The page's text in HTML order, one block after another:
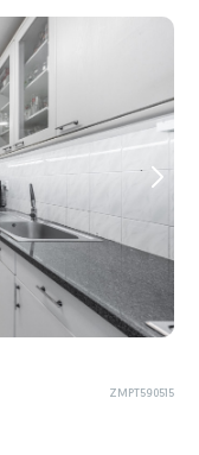
ZMPT590515